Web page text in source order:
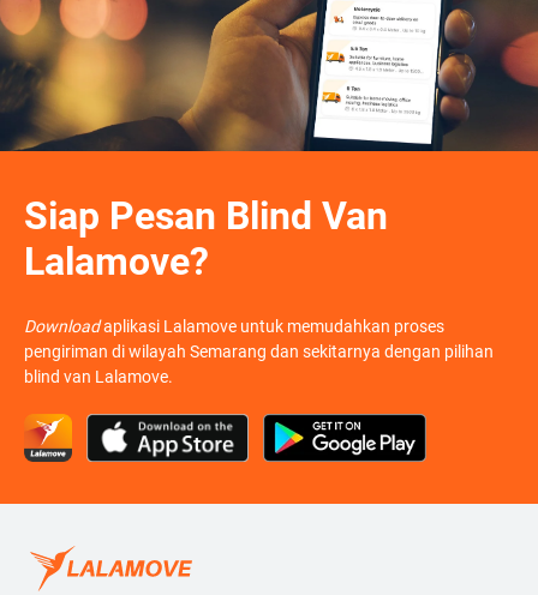
Siap Pesan Blind Van
Lalamove?
Downloadaplikasi Lalamove untuk memudahkan proses
pengiriman di wilayah Semarang dan sekitarnya dengan pilihan
blind van Lalamove.